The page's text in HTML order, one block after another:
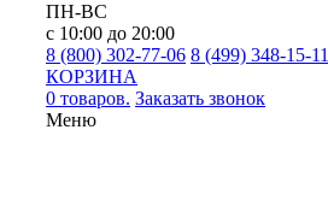
ПН-ВС
с 10:00 до 20:00
8 (800) 302-77-06 8 (499) 348-15-11
КОРЗИНА
0 товаров. Заказать звонок
Меню